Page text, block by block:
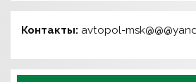
Контакты: avtopol-